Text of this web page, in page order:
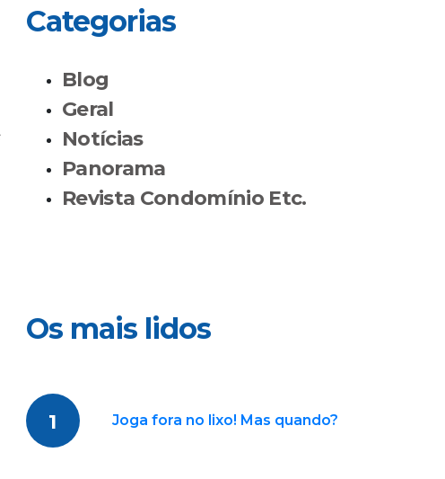
Categorias
Blog
Geral
Notícias
Panorama
Revista Condomínio Etc.
Os mais lidos
1 Joga fora no lixo! Mas quando?